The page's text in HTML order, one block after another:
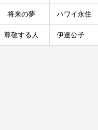
将来の夢 ハワイ永住
尊敬する人 伊達公子